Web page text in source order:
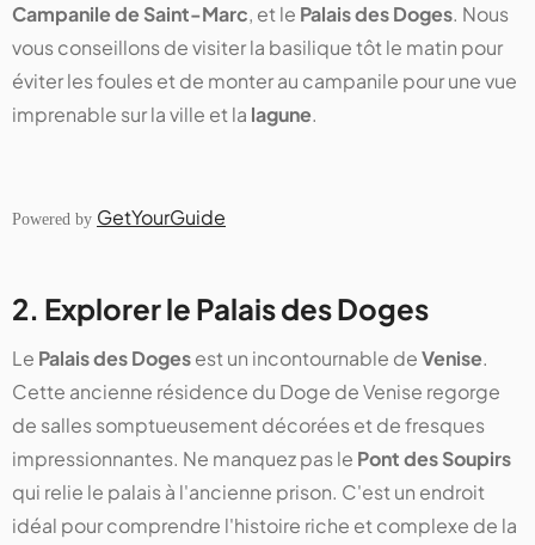
Campanile de Saint-Marc, et le Palais des Doges. Nous
vous conseillons de visiter la basilique tôt le matin pour
éviter les foules et de monter au campanile pour une vue
imprenable sur la ville et la lagune.
Powered by GetYourGuide
2. Explorer le Palais des Doges
Le Palais des Dogesest un incontournable deVenise.
Cette ancienne résidence du Doge de Venise regorge
de salles somptueusement décorées et de fresques
impressionnantes. Ne manquez pas le Pont des Soupirs
qui relie le palais à l'ancienne prison. C'est un endroit
idéal pour comprendre l'histoire riche et complexe de la